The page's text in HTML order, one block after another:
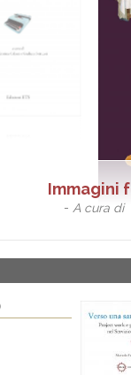
Immagini
- A cura di